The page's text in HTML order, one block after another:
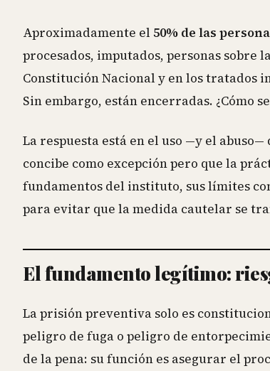
Aproximadamente el 50% de las
procesados, imputados, personas sobre
Constitución Nacional y en los tratados
Sin embargo, están encerradas. ¿Cómo
La respuesta está en el uso —y el
concibe como excepción pero que la
fundamentos del instituto, sus límites
para evitar que la medida cautelar se
El fundamento legítimo:
La prisión preventiva solo es
peligro de fuga o peligro de
de la pena: su función es asegurar el